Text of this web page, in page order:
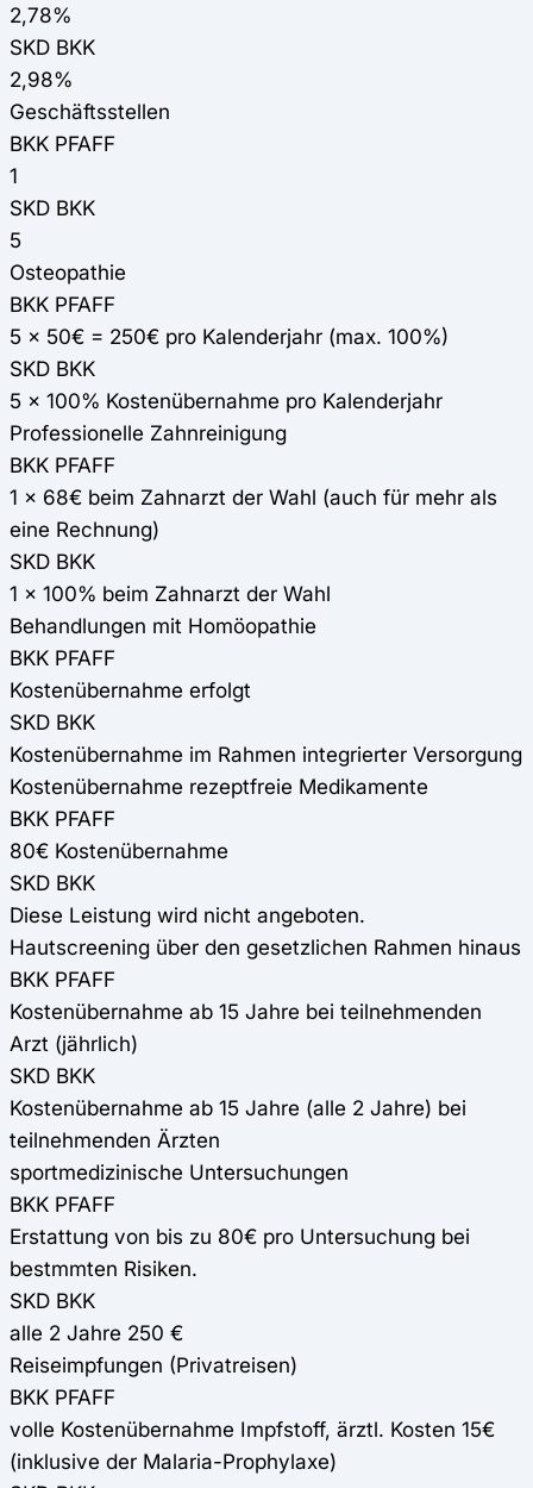
2,78%
SKD BKK
2,98%
Geschäftsstellen
BKK PFAFF
1
SKD BKK
5
Osteopathie
BKK PFAFF
5 x 50€ = 250€ pro Kalenderjahr (max. 100%)
SKD BKK
5 x 100% Kostenübernahme pro Kalenderjahr
Professionelle Zahnreinigung
BKK PFAFF
1 x 68€ beim Zahnarzt der Wahl (auch für mehr als
eine Rechnung)
SKD BKK
1 x 100% beim Zahnarzt der Wahl
Behandlungen mit Homöopathie
BKK PFAFF
Kostenübernahme erfolgt
SKD BKK
Kostenübernahme im Rahmen integrierter Versorgung
Kostenübernahme rezeptfreie Medikamente
BKK PFAFF
80€ Kostenübernahme
SKD BKK
Diese Leistung wird nicht angeboten.
Hautscreening über den gesetzlichen Rahmen hinaus
BKK PFAFF
Kostenübernahme ab 15 Jahre bei teilnehmenden
Arzt (jährlich)
SKD BKK
Kostenübernahme ab 15 Jahre (alle 2 Jahre) bei
teilnehmenden Ärzten
sportmedizinische Untersuchungen
BKK PFAFF
Erstattung von bis zu 80€ pro Untersuchung bei
bestmmten Risiken.
SKD BKK
alle 2 Jahre 250 €
Reiseimpfungen (Privatreisen)
BKK PFAFF
volle Kostenübernahme Impfstoff, ärztl. Kosten 15€
(inklusive der Malaria-Prophylaxe)